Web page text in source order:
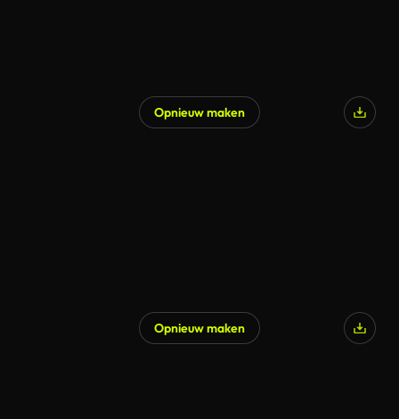
Opnieuw maken
Opnieuw maken